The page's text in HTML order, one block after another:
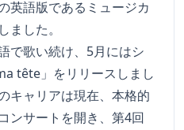
英語版であるミュージカ
ました。
で歌い続け、5月にはシ
tête」をリリースしまし
キャリアは現在、本格的
ンサートを開き、第4回